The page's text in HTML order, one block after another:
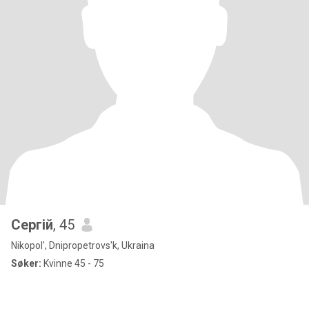
Сергій, 45
Nikopol', Dnipropetrovs'k, Ukraina
Søker: Kvinne 45 - 75